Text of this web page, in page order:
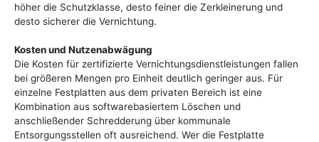
höher die Schutzklasse, desto feiner die Zerkleinerung und
desto sicherer die Vernichtung.
Kosten und Nutzenabwägung
Die Kosten für zertifizierte Vernichtungsdienstleistungen fallen
bei größeren Mengen pro Einheit deutlich geringer aus. Für
einzelne Festplatten aus dem privaten Bereich ist eine
Kombination aus softwarebasiertem Löschen und
anschließender Schredderung über kommunale
Entsorgungsstellen oft ausreichend. Wer die Festplatte